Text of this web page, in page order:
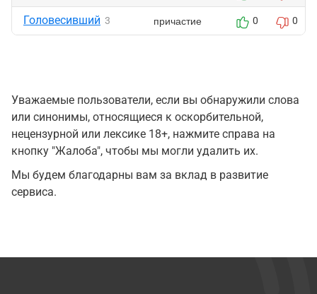
Головесивший 3 причастие 0 0
Уважаемые пользователи, если вы обнаружили слова
или синонимы, относящиеся к оскорбительной,
нецензурной или лексике 18+, нажмите справа на
кнопку "Жалоба", чтобы мы могли удалить их.
Мы будем благодарны вам за вклад в развитие
сервиса.